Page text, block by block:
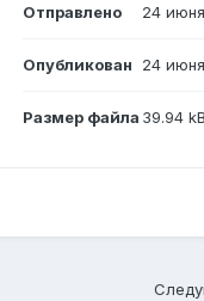
Отправлено 24
Опубликован 24
Размер файла 39.94 kB